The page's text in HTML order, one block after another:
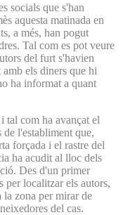
socials que s'han
aquesta matinada en
a més, han pogut
Tal com es pot veure
del furt s'havien
els diners que hi
ha informat a quant
tal com ha avançat el
l'establiment que,
forçada i el rastre del
ha acudit al lloc dels
Des d'un primer
per localitzar els autors,
la zona per mirar de
del cas.